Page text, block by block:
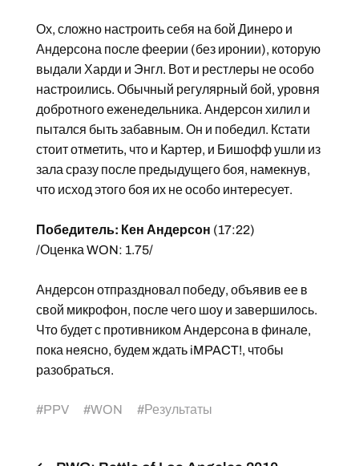
Ох, сложно настроить себя на бой Динеро и
Андерсона после феерии (без иронии), которую
выдали Харди и Энгл. Вот и рестлеры не особо
настроились. Обычный регулярный бой, уровня
добротного еженедельника. Андерсон хилил и
пытался быть забавным. Он и победил. Кстати
стоит отметить, что и Картер, и Бишофф ушли из
зала сразу после предыдущего боя, намекнув,
что исход этого боя их не особо интересует.
Победитель: Кен Андерсон (17:22)
/Оценка WON: 1.75/
Андерсон отпраздновал победу, объявив ее в
свой микрофон, после чего шоу и завершилось.
Что будет с противником Андерсона в финале,
пока неясно, будем ждать iMPACT!, чтобы
разобраться.
#PPV #WON #Результаты